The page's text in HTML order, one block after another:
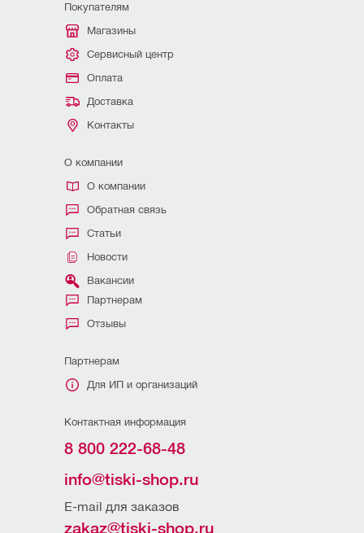
Покупателям
Магазины
Сервисный центр
Оплата
Доставка
Контакты
О компании
О компании
Обратная связь
Статьи
Новости
Вакансии
Партнерам
Отзывы
Партнерам
Для ИП и организаций
Контактная информация
8 800 222-68-48
info@tiski-shop.ru
E-mail для заказов
zakaz@tiski-shop.ru